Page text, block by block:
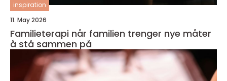
inspiration
11. May 2026
Familieterapi når familien trenger nye måter
å stå sammen på